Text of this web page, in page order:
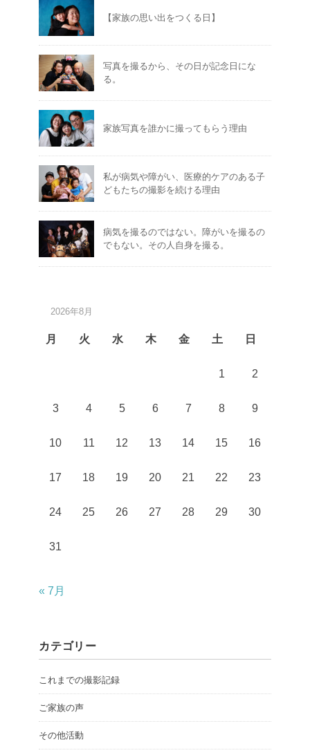
【家族の思い出をつくる日】
写真を撮るから、その日が記念日にな
る。
家族写真を誰かに撮ってもらう理由
私が病気や障がい、医療的ケアのある子
どもたちの撮影を続ける理由
病気を撮るのではない。障がいを撮るの
でもない。その人自身を撮る。
2026年8月
月 火 水 木 金 土 日
1 2
3 4 5 6 7 8 9
10 11 12 13 14 15 16
17 18 19 20 21 22 23
24 25 26 27 28 29 30
31
« 7月
カテゴリー
これまでの撮影記録
ご家族の声
その他活動